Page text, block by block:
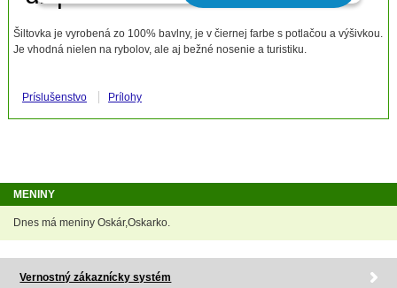
Šiltovka je vyrobená zo 100% bavlny, je v čiernej farbe s potlačou a výšivkou.
Je vhodná nielen na rybolov, ale aj bežné nosenie a turistiku.
Príslušenstvo Prílohy
MENINY
Dnes má meniny Oskár,Oskarko.
Vernostný zákaznícky systém